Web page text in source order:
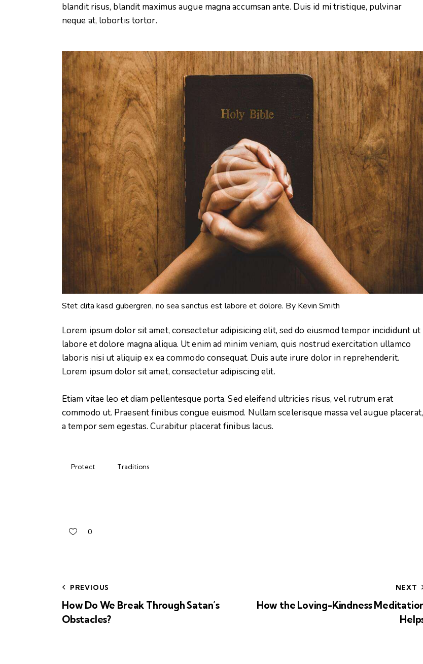
blandit risus, blandit maximus augue magna accumsan ante. Duis id mi tristique, pulvinar
neque at, lobortis tortor.
Stet clita kasd gubergren, no sea sanctus est labore et dolore. By Kevin Smith
Lorem ipsum dolor sit amet, consectetur adipisicing elit, sed do eiusmod tempor incididunt ut
labore et dolore magna aliqua. Ut enim ad minim veniam, quis nostrud exercitation ullamco
laboris nisi ut aliquip ex ea commodo consequat. Duis aute irure dolor in reprehenderit.
Lorem ipsum dolor sit amet, consectetur adipiscing elit.
Etiam vitae leo et diam pellentesque porta. Sed eleifend ultricies risus, vel rutrum erat
commodo ut. Praesent finibus congue euismod. Nullam scelerisque massa vel augue placerat,
a tempor sem egestas. Curabitur placerat finibus lacus.
Protect Traditions
0
PREVIOUS
How Do We Break Through Satan’s
Obstacles?
NEXT
How the Loving-Kindness